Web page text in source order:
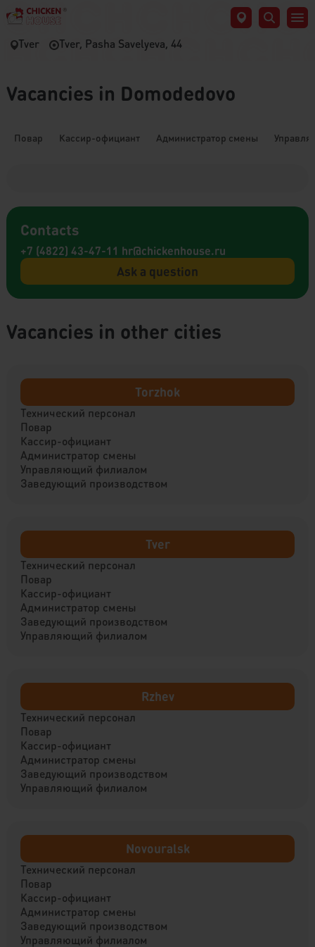
Tver Tver, Pasha Savelyeva, 44
Vacancies in Domodedovo
Повар Кассир-официант Администратор смены
Contacts
+7 (4822) 43-47-11 hr@chickenhouse.ru
Ask a question
Vacancies in other cities
Torzhok
Технический персонал
Повар
Кассир-официант
Администратор смены
Управляющий филиалом
Заведующий производством
Tver
Технический персонал
Повар
Кассир-официант
Администратор смены
Заведующий производством
Управляющий филиалом
Rzhev
Технический персонал
Повар
Кассир-официант
Администратор смены
Заведующий производством
Управляющий филиалом
Novouralsk
Технический персонал
Повар
Кассир-официант
Администратор смены
Заведующий производством
Управляющий филиалом